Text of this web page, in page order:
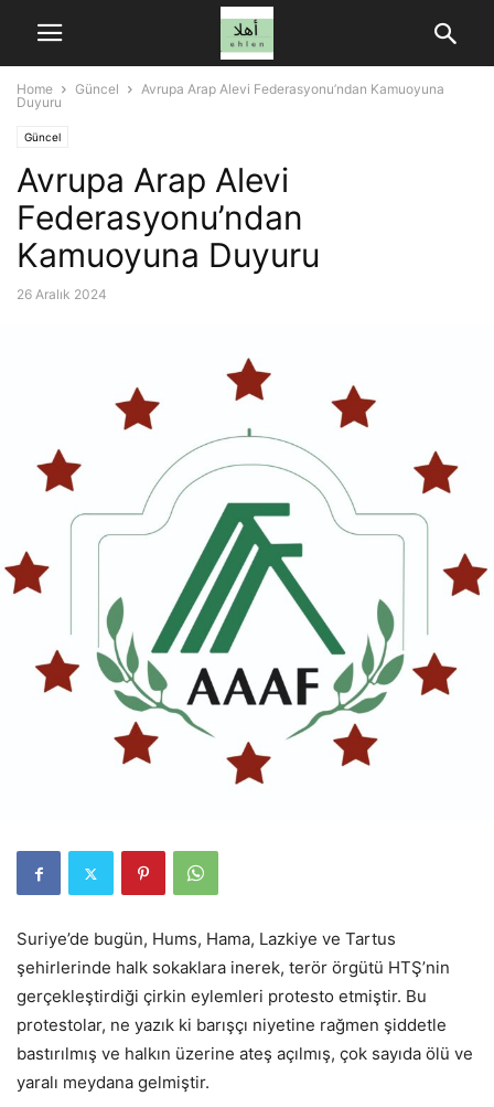
Home Güncel
Avrupa Arap Alevi Federasyonu’ndan Kamuoyuna
Duyuru
Güncel
Avrupa Arap Alevi
Federasyonu’ndan
Kamuoyuna Duyuru
26 Aralık 2024
Suriye’de bugün, Hums, Hama, Lazkiye ve Tartus
şehirlerinde halk sokaklara inerek, terör örgütü HTŞ’nin
gerçekleştirdiği çirkin eylemleri protesto etmiştir. Bu
protestolar, ne yazık ki barışçı niyetine rağmen şiddetle
bastırılmış ve halkın üzerine ateş açılmış, çok sayıda ölü ve
yaralı meydana gelmiştir.